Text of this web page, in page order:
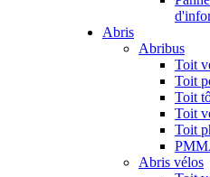
Abris
Abribus
Toit
Toit
Toit
Toit
Toit
Abris vélos